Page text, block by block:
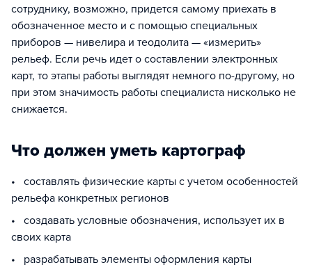
сотруднику, возможно, придется самому приехать в
обозначенное место и с помощью специальных
приборов — нивелира и теодолита — «измерить»
рельеф. Если речь идет о составлении электронных
карт, то этапы работы выглядят немного по-другому, но
при этом значимость работы специалиста нисколько не
снижается.
Что должен уметь картограф
• составлять физические карты с учетом особенностей
рельефа конкретных регионов
• создавать условные обозначения, использует их в
своих карта
• разрабатывать элементы оформления карты